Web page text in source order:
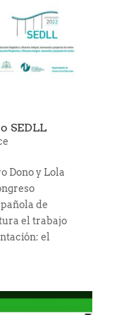
SEDLL
Dono y Lola
de
el trabajo
el